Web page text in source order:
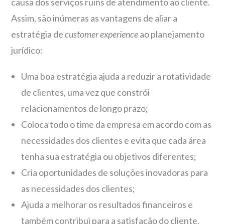
Assim, são inúmeras as vantagens de aliar a
estratégia decustomer experienceao planejamento
jurídico:
Uma boa estratégia ajuda a reduzir a rotatividade
de clientes, uma vez que constrói
relacionamentos de longo prazo;
Coloca todo o time da empresa em acordo com as
necessidades dos clientes e evita que cada área
tenha sua estratégia ou objetivos diferentes;
Cria oportunidades de soluções inovadoras para
as necessidades dos clientes;
Ajuda a melhorar os resultados financeiros e
também contribui para a satisfação do cliente.